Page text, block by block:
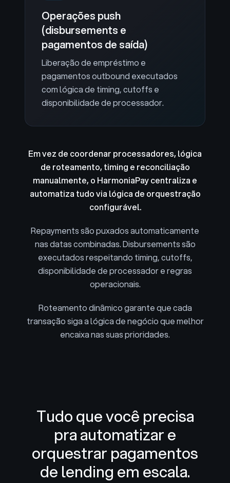
Operações push
(disbursements e
pagamentos de saída)
Liberação de empréstimo e
pagamentos outbound executados
com lógica de timing, cutoffs e
disponibilidade de processador.
Em vez de coordenar processadores, lógica
de roteamento, timing e reconciliação
manualmente, o HarmoniaPay centraliza e
automatiza tudo via lógica de orquestração
configurável.
Repayments são puxados automaticamente
nas datas combinadas. Disbursements são
executados respeitando timing, cutoffs,
disponibilidade de processador e regras
operacionais.
Roteamento dinâmico garante que cada
transação siga a lógica de negócio que melhor
encaixa nas suas prioridades.
Tudo que você precisa
pra automatizar e
orquestrar pagamentos
de lending em escala.